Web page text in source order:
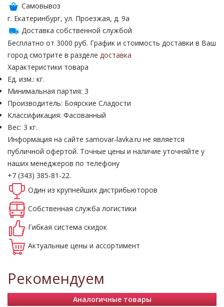
Самовывоз
г. Екатеринбург, ул. Проезжая, д. 9а
Доставка собственной службой
Бесплатно от 3000 руб. График и стоимость доставки в Ваш
город смотрите в разделе доставка
Характеристики товара
Ед. изм.: кг.
Минимальная партия: 3
Производитель: Боярские Сладости
Классификация: Фасованный
Вес: 3 кг.
Информация на сайте samovar-lavka.ru не является
публичной офертой. Точные цены и наличие уточняйте у
наших менеджеров по телефону
+7 (343) 385-81-22.
Один из крупнейших дистрибьюторов
Собственная служба логистики
Гибкая система скидок
Актуальные цены и ассортимент
Рекомендуем
Аналогичные товары